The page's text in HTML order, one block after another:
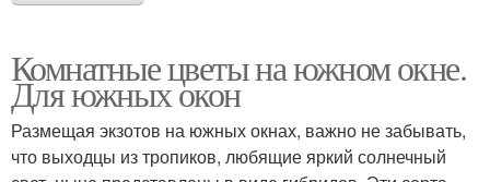
Комнатные цветы на южном окне.
Для южных окон
Размещая экзотов на южных окнах, важно не забывать,
что выходцы из тропиков, любящие яркий солнечный